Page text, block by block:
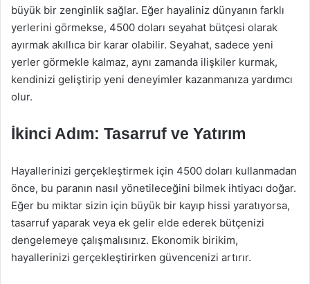
büyük bir zenginlik sağlar. Eğer hayaliniz dünyanın farklı
yerlerini görmekse, 4500 doları seyahat bütçesi olarak
ayırmak akıllıca bir karar olabilir. Seyahat, sadece yeni
yerler görmekle kalmaz, aynı zamanda ilişkiler kurmak,
kendinizi geliştirip yeni deneyimler kazanmanıza yardımcı
olur.
İkinci Adım: Tasarruf ve Yatırım
Hayallerinizi gerçekleştirmek için 4500 doları kullanmadan
önce, bu paranın nasıl yönetileceğini bilmek ihtiyacı doğar.
Eğer bu miktar sizin için büyük bir kayıp hissi yaratıyorsa,
tasarruf yaparak veya ek gelir elde ederek bütçenizi
dengelemeye çalışmalısınız. Ekonomik birikim,
hayallerinizi gerçekleştirirken güvencenizi artırır.